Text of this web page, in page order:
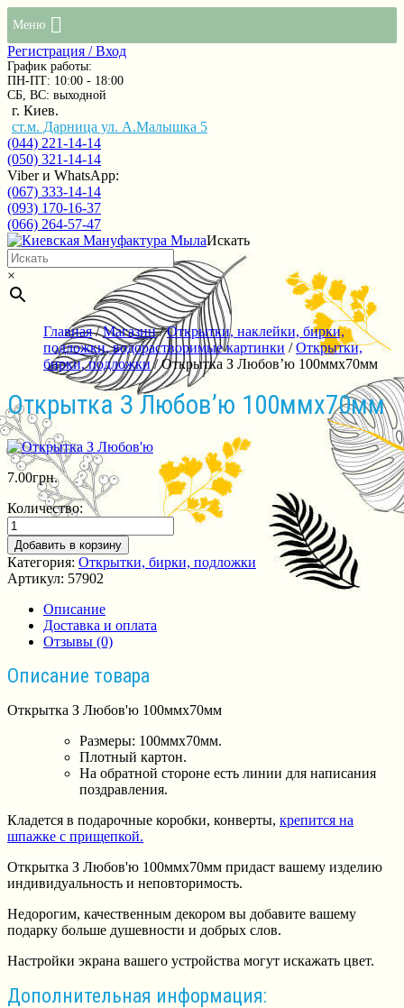
Меню
Регистрация / Вход
График работы:
ПН-ПТ: 10:00 - 18:00
СБ, ВС: выходной
г. Киев.
ст.м. Дарница ул. А.Малышка 5
(044) 221-14-14
(050) 321-14-14
Viber и WhatsApp:
(067) 333-14-14
(093) 170-16-37
(066) 264-57-47
Искать
×
Главная/Магазин/Открытки, наклейки, бирки,
подложки, водорастворимые картинки /Открытки,
бирки, подложки/ Открытка З Любов’ю 100ммх70мм
Открытка З Любов’ю 100ммх70мм
7.00грн.
Количество:
Добавить в корзину
Категория: Открытки, бирки, подложки
Артикул: 57902
Описание
Доставка и оплата
Отзывы (0)
Описание товара
Открытка З Любов'ю 100ммх70мм
Размеры: 100ммх70мм.
Плотный картон.
На обратной стороне есть линии для написания
поздравления.
Кладется в подарочные коробки, конверты, крепится на
шпажке с прищепкой.
Открытка З Любов'ю 100ммх70мм придаст вашему изделию
индивидуальность и неповторимость.
Недорогим, качественным декором вы добавите вашему
подарку больше душевности и добрых слов.
Настройки экрана вашего устройства могут искажать цвет.
Дополнительная информация: